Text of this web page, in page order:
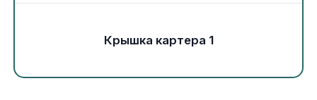
Якорное оборудование
Крышка картера 1